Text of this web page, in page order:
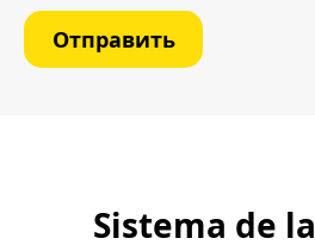
Отправить
Sistema de